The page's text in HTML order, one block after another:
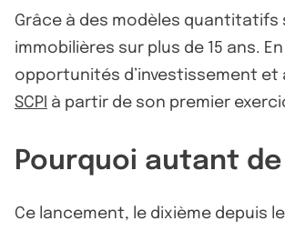
Grâce à des modèles
immobilières sur plus de 15 ans.
opportunités d’investissement
SCPI à partir de son premier
Pourquoi autant de
Ce lancement, le dixième depuis